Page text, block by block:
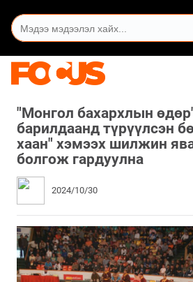
"Монгол бахархлын
барилдаанд түрүүлсэн
хаан" хэмээх шилжин
болгож гардуулна
2024/10/30